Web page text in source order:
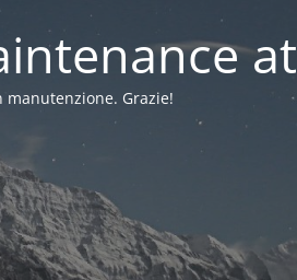
manutenzione. Grazie!